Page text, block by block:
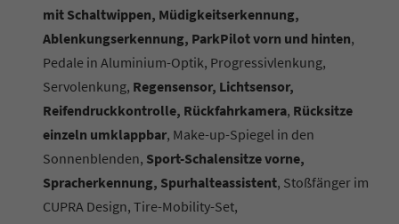
mit Schaltwippen, Müdigkeitserkennung,
Ablenkungserkennung, ParkPilot vorn und hinten,
Pedale in Aluminium-Optik, Progressivlenkung,
Servolenkung, Regensensor, Lichtsensor,
Reifendruckkontrolle, Rückfahrkamera, Rücksitze
einzeln umklappbar, Make-up-Spiegel in den
Sonnenblenden, Sport-Schalensitze vorne,
Spracherkennung, Spurhalteassistent, Stoßfänger im
CUPRA Design, Tire-Mobility-Set,